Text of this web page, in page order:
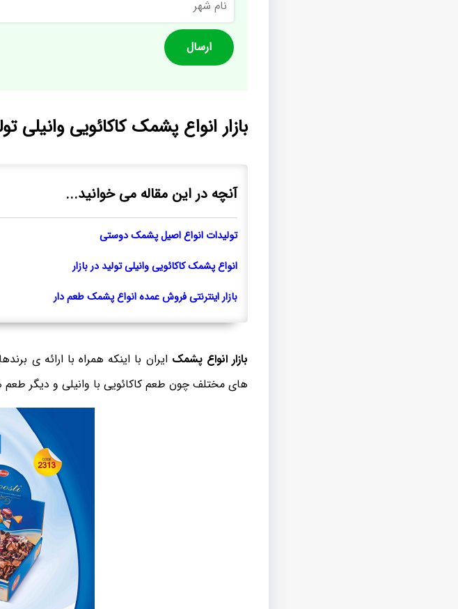
شهر
بازار انواع پشمک کاکائویی وانیلی
آنچه در این مقاله می خوانید...
تولیدات انواع اصیل پشمک دوستی
انواع پشمک کاکائویی وانیلی تولید در بازار
بازار اینترنتی فروش عمده انواع پشمک طعم دار
بازار انواع پشمک ایران با اینکه همراه با ارائه ی
های مختلف چون طعم کاکائویی با وانیلی و دیگر طعم